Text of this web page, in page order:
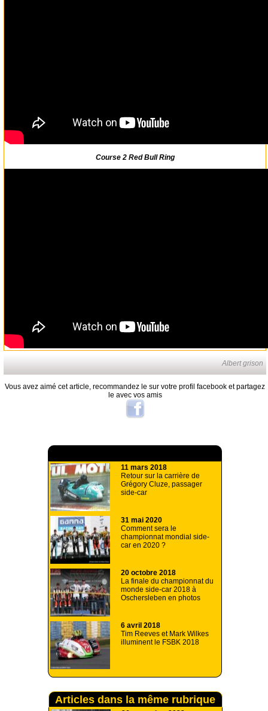
Course 2 Red Bull Ring
Albert grison
Vous avez aimé cet article, recommandez le sur votre profil facebook et partagez
le avec vos amis
11 mars 2018
Retour sur la carrière de
Grégory Cluze, passager
side-car
31 mai 2020
Comment sera le
championnat mondial side-
car en 2020 ?
20 octobre 2018
La finale du championnat du
monde side-car 2018 à
Oschersleben en photos
6 avril 2018
Tim Reeves et Mark Wilkes
illuminent le FSBK 2018
Articles dans la même rubrique